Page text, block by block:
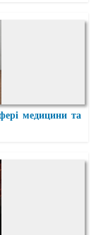
медицини та